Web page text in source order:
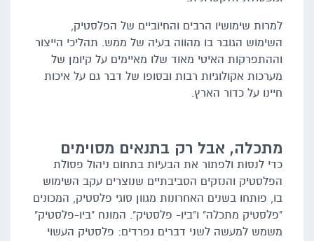
למרות שימושיו הרבים והחיוביים של הפלסטיק,
השימוש הגובר בו מהווה בעיה של ממש. תהליכי הייצור
וההתפרקות האיטי מאוד שלו מאיימים על קיומן של
מערכות אקולוגיות רבות ובסופו של דבר גם על איכות
חיינו על כדור הארץ.
מתכלה, אבל רק בתנאים מסוימים
כדי לנסות ולפתור את הבעיות בתחום ניהול פסולת
הפלסטיק והנזקים הסביבתיים שנוצרים עקב השימוש
בו, פותחו בשנים האחרונות מגוון סוגי פלסטיק, המכונים
"פלסטיק מתכלה" ו"ביו- פלסטיק". המונח "ביו-פלסטיק"
משמש למעשה לשני דברים נפרדים: פלסטיק העשוי